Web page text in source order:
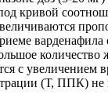
кривой
варденафила
количество
с увеличением
(Т, ППК) не